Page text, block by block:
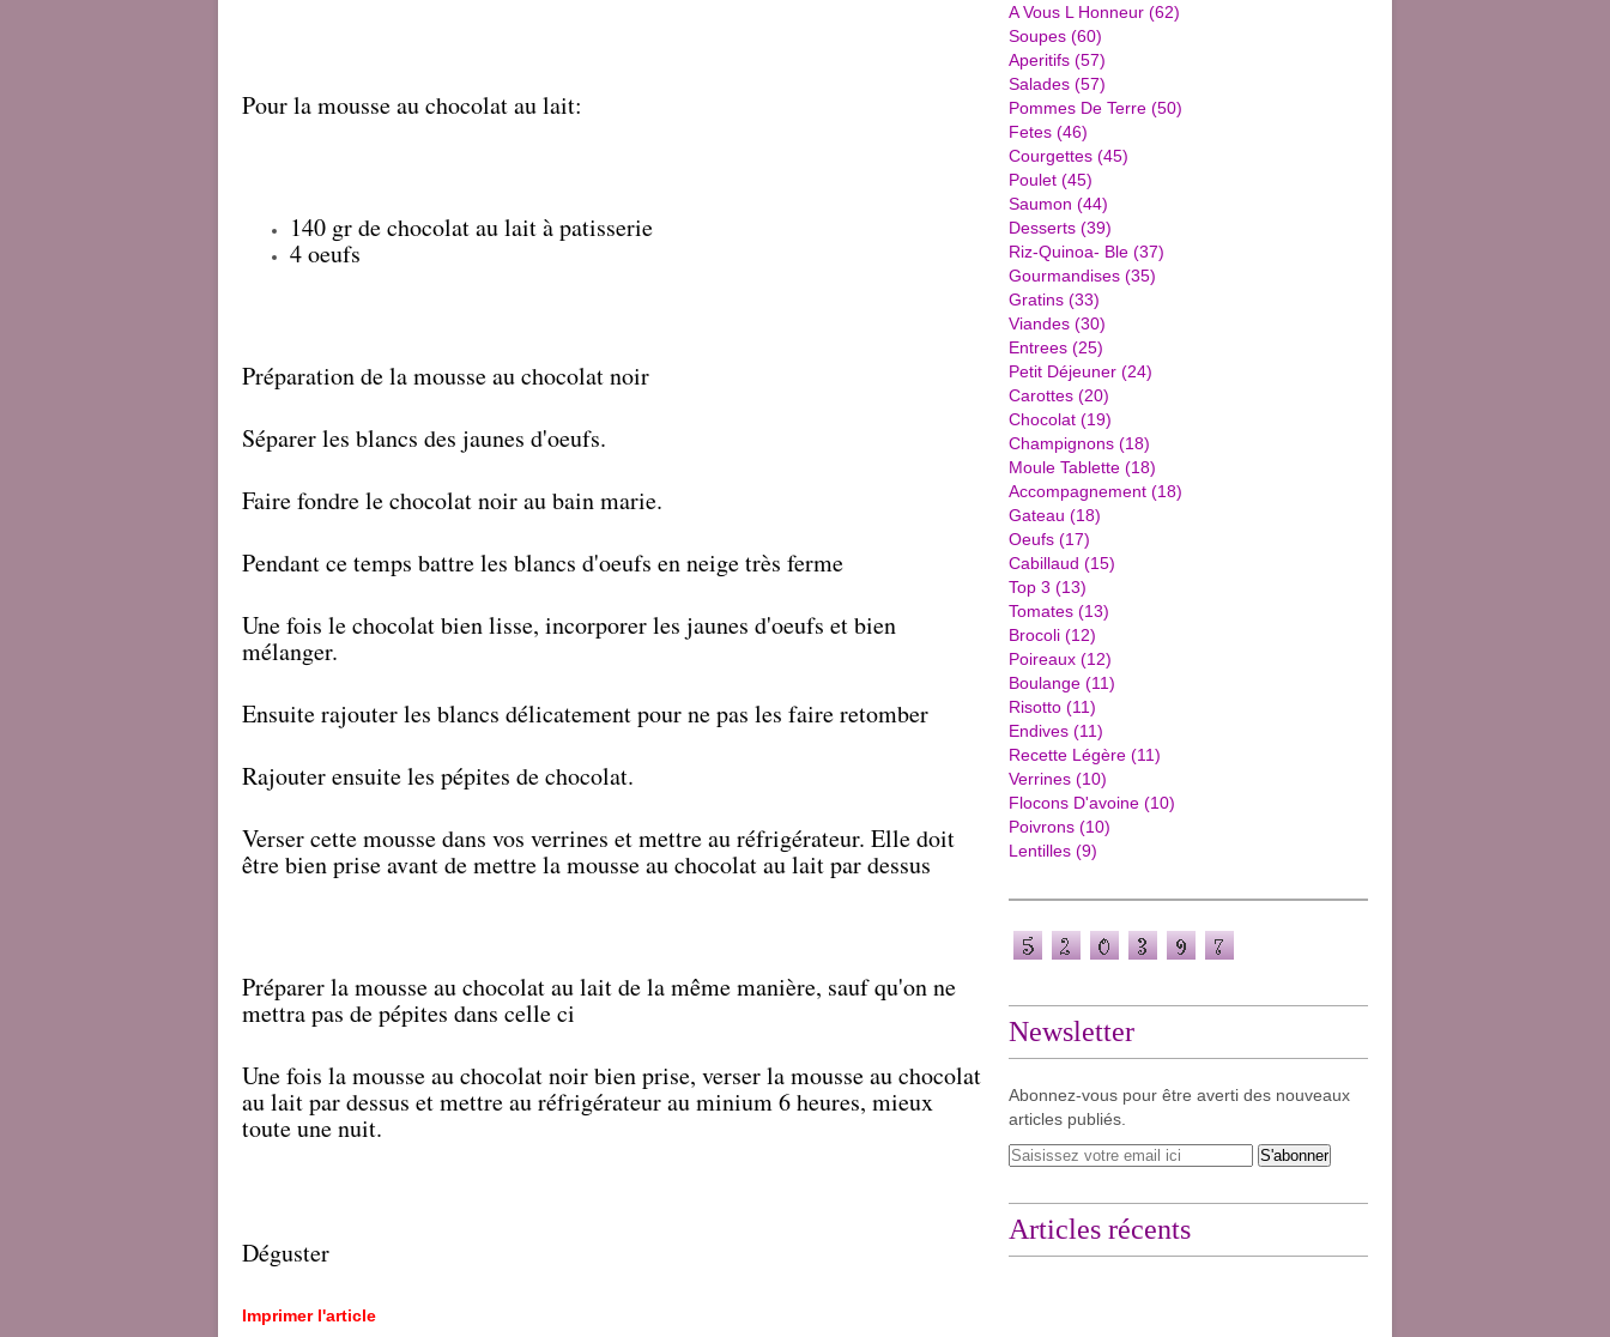
Pour la mousse au chocolat au lait:
140 gr de chocolat au lait à patisserie
4 oeufs
Préparation de la mousse au chocolat noir
Séparer les blancs des jaunes d'oeufs.
Faire fondre le chocolat noir au bain marie.
Pendant ce temps battre les blancs d'oeufs en neige très ferme
Une fois le chocolat bien lisse, incorporer les jaunes d'oeufs et bien
mélanger.
Ensuite rajouter les blancs délicatement pour ne pas les faire retomber
Rajouter ensuite les pépites de chocolat.
Verser cette mousse dans vos verrines et mettre au réfrigérateur. Elle doit
être bien prise avant de mettre la mousse au chocolat au lait par dessus
Préparer la mousse au chocolat au lait de la même manière, sauf qu'on ne
mettra pas de pépites dans celle ci
Une fois la mousse au chocolat noir bien prise, verser la mousse au chocolat
au lait par dessus et mettre au réfrigérateur au minium 6 heures, mieux
toute une nuit.
Déguster
Imprimer l'article
A Vous L Honneur (62)
Soupes (60)
Aperitifs (57)
Salades (57)
Pommes De Terre (50)
Fetes (46)
Courgettes (45)
Poulet (45)
Saumon (44)
Desserts (39)
Riz-Quinoa- Ble (37)
Gourmandises (35)
Gratins (33)
Viandes (30)
Entrees (25)
Petit Déjeuner (24)
Carottes (20)
Chocolat (19)
Champignons (18)
Moule Tablette (18)
Accompagnement (18)
Gateau (18)
Oeufs (17)
Cabillaud (15)
Top 3 (13)
Tomates (13)
Brocoli (12)
Poireaux (12)
Boulange (11)
Risotto (11)
Endives (11)
Recette Légère (11)
Verrines (10)
Flocons D'avoine (10)
Poivrons (10)
Lentilles (9)
Newsletter
Abonnez-vous pour être averti des nouveaux
articles publiés.
Articles récents